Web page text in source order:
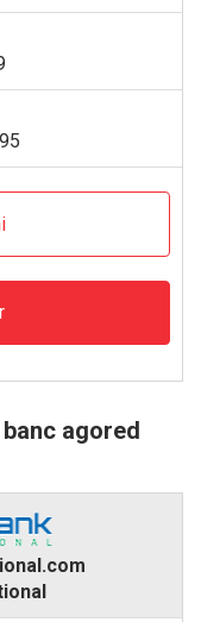
agored